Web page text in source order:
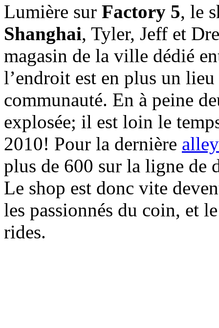
Lumière sur Factory 5, le
Shanghai, Tyler, Jeff et
magasin de la ville dédié
l’endroit est en plus un
communauté. En à peine
explosée; il est loin le
2010! Pour la dernière
plus de 600 sur la ligne de
Le shop est donc vite
les passionnés du coin, et
rides.